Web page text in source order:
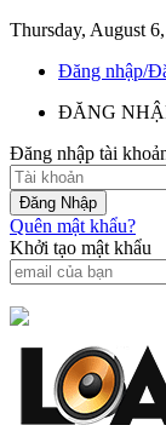
Thursday, August
Đăng nhập/
ĐĂNG
Đăng nhập tài
Quên mật khẩu?
Khởi tạo mật khẩu